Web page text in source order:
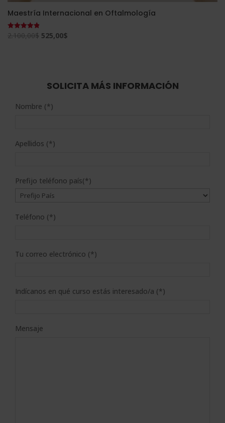
Maestría Internacional en Oftalmología
Valorado
con
2.100,00$ El
2.100,00$.
525,00$
525,00$.
SOLICITA MÁS INFORMACIÓN
Nombre (*)
Apellidos (*)
Prefijo teléfono país(*)
Teléfono (*)
Tu correo electrónico (*)
Indícanos en qué curso estás interesado/a (*)
Mensaje